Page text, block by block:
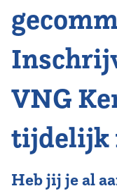
VNG
tijdelijk
Heb jij je al